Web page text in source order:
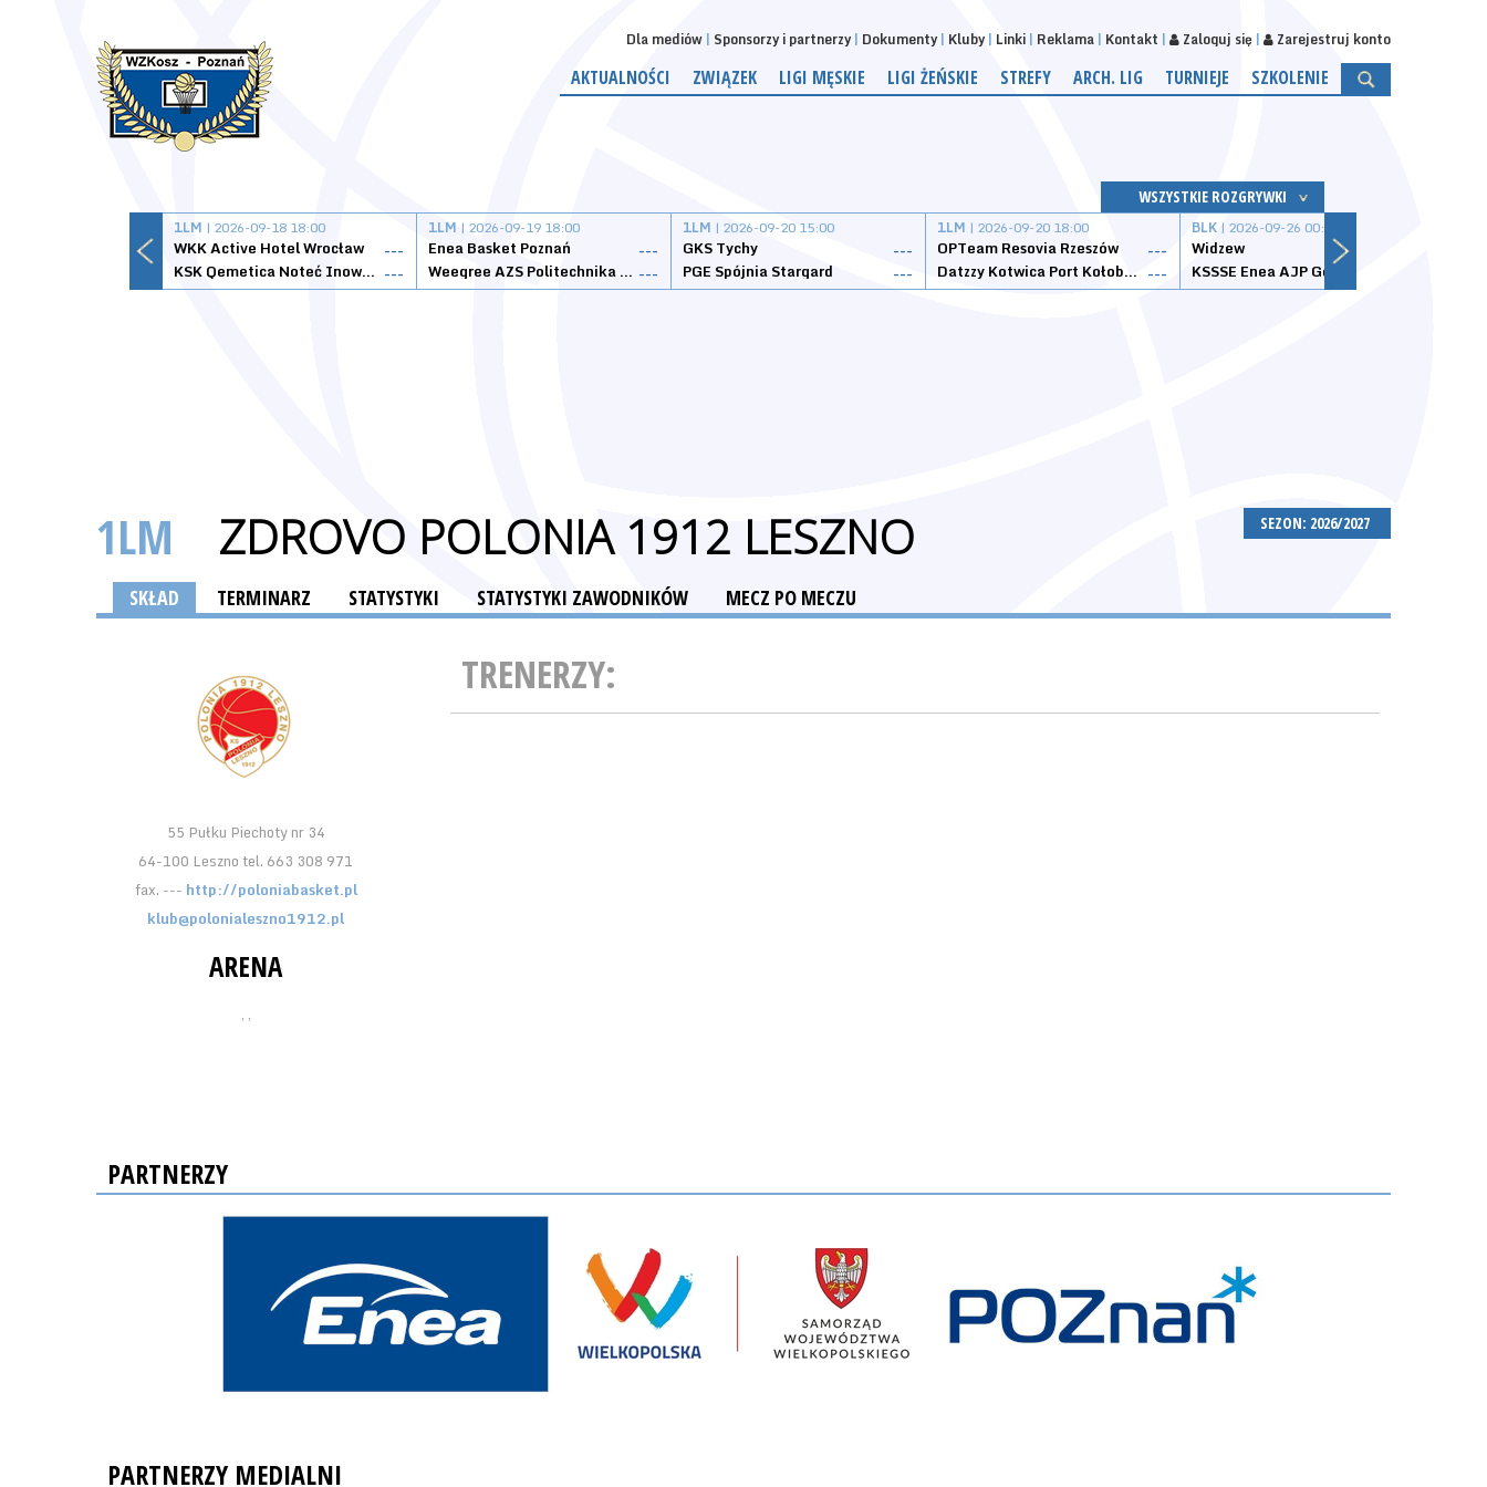
Dla mediów Sponsorzy i partnerzy Dokumenty Kluby Linki Reklama Kontakt Zaloguj się Zarejestruj konto
AKTUALNOŚCI ZWIĄZEK LIGI MĘSKIE LIGI ŻEŃSKIE STREFY ARCH. LIG TURNIEJE SZKOLENIE
WSZYSTKIE ROZGRYWKI
1LM | 2026-09-18 18:00
WKK Active Hotel Wrocław
---
KSK Qemetica Noteć Inowrocław ---
1LM | 2026-09-19 18:00
Enea Basket Poznań
---
Weegree AZS Politechnika Opolska ---
1LM | 2026-09-20 15:00
GKS Tychy
---
PGE Spójnia Stargard
---
1LM | 2026-09-20 18:00
OPTeam Resovia Rzeszów
---
Datzzy Kotwica Port Kołobrzeg ---
BLK | 2026-09-26 00:00
Widzew
SEZON: 2026/2027
1LM ZDROVO POLONIA 1912 LESZNO
SKŁAD TERMINARZ STATYSTYKI STATYSTYKI ZAWODNIKÓW MECZ PO MECZU
55 Pułku Piechoty nr 34
64-100 Leszno tel. 663 308 971
fax. --- http://poloniabasket.pl
klub@polonialeszno1912.pl
ARENA
, ,
TRENERZY:
PARTNERZY
PARTNERZY MEDIALNI